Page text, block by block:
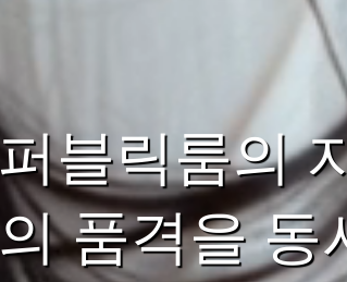
블릭룸의
품격을 동